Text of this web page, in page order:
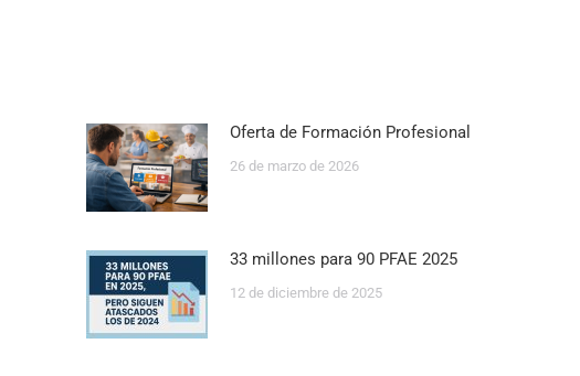
Oferta de Formación Profesional
26 de marzo de 2026
33 millones para 90 PFAE 2025
12 de diciembre de 2025